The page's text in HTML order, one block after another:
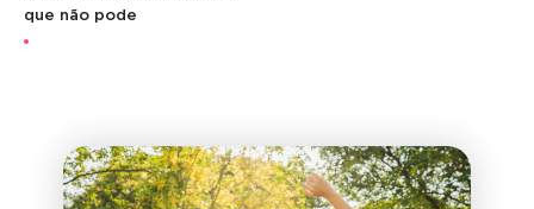
que não pode